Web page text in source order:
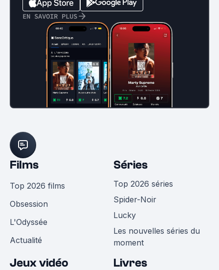
EN SAVOIR PLUS
Films
Top 2026 films
Obsession
L'Odyssée
Actualité
Séries
Top 2026 séries
Spider-Noir
Lucky
Les nouvelles séries du
moment
Jeux vidéo Livres